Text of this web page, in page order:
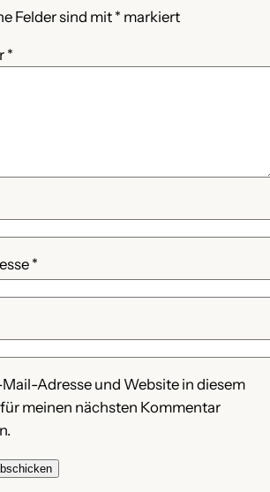
Felder sind mit * markiert
*
*
Mail-Adresse und Website in diesem
meinen nächsten Kommentar